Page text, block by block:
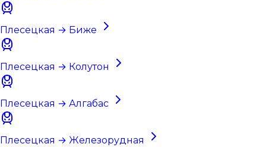
Плесецкая → Биже
Плесецкая → Колутон
Плесецкая → Алгабас
Плесецкая → Железорудная